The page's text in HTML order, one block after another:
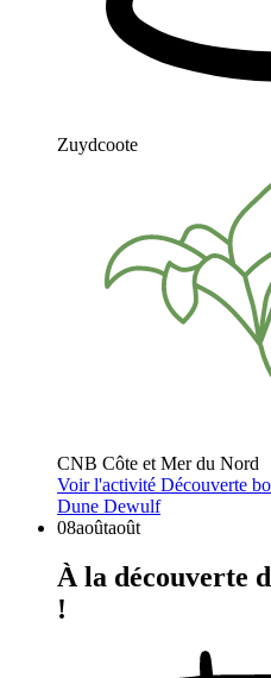
Zuydcoote
CNB Côte et Mer du Nord
Voir l'activité Découverte
Dune Dewulf
08aoûtaoût
À la découverte
!